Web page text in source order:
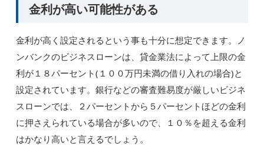
金利が高い可能性がある
金利が高く設定されるという事も十分に想定できます。ノ
ンバンクのビジネスローンは、貸金業法によって上限の金
利が１８パーセント(１００万円未満の借り入れの場合)と
設定されています。銀行などの審査難易度が厳しいビジネ
スローンでは、２パーセントから５パーセントほどの金利
に押さえられている場合が多いので、１０％を超える金利
はかなり高いと言えるでしょう。